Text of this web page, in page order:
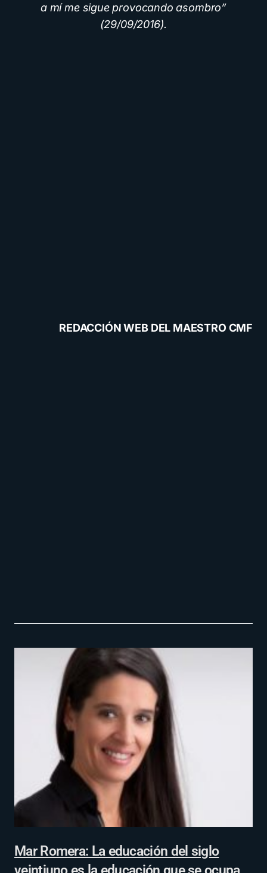
a mí me sigue provocando asombro”
(29/09/2016).
REDACCIÓN WEB DEL MAESTRO CMF
Mar Romera: La educación del siglo